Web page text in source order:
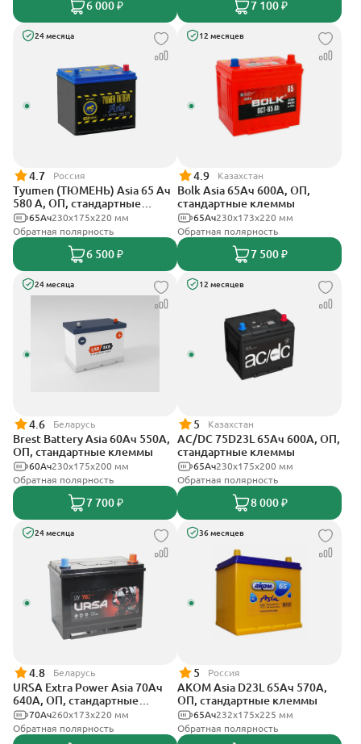
6 000 ₽ 7 100 ₽
24 месяца
4.7 Россия
Tyumen (ТЮМЕНЬ) Asia 65 Ач
580 А, ОП, стандартные
клеммы230x175x220 мм
65Ач
Обратная полярность
6 500 ₽
12 месяцев
4.9 Казахстан
Bolk Asia 65Ач 600А, ОП,
стандартные клеммы
230x173x220 мм
65Ач
Обратная полярность
7 500 ₽
24 месяца
4.6 Беларусь
Brest Battery Asia 60Ач 550А,
ОП, стандартные клеммы
230x175x200 мм
60Ач
Обратная полярность
7 700 ₽
12 месяцев
5 Казахстан
AC/DC 75D23L 65Ач 600А, ОП,
стандартные клеммы
230x175x200 мм
65Ач
Обратная полярность
8 000 ₽
24 месяца
4.8 Беларусь
URSA Extra Power Asia 70Ач
640А, ОП, стандартные
клеммы260x173x220 мм
70Ач
Обратная полярность
36 месяцев
5 Россия
АКОМ Asia D23L 65Ач 570А,
ОП, стандартные клеммы
232x175x225 мм
65Ач
Обратная полярность